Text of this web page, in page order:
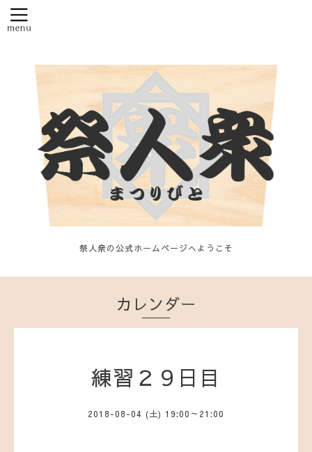
祭人衆の公式ホームページへようこそ
カレンダー
練習２９日目
2018-08-04 (土) 19:00～21:00